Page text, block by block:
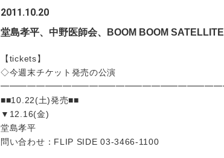
2011.10.20
堂島孝平、中野医師会、BOOM BOOM
【tickets】
◇今週末チケット発売の公演
■■10.22(土)発売■■
▼12.16(金)
堂島孝平
問い合わせ：FLIP SIDE 03-3466-1100